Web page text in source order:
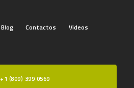
Blog Contactos Videos
+1 (809) 399 0569